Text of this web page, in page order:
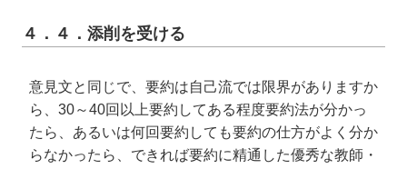
４．４．添削を受ける
意見文と同じで、要約は自己流では限界がありますか
ら、30～40回以上要約してある程度要約法が分かっ
たら、あるいは何回要約しても要約の仕方がよく分か
らなかったら、できれば要約に精通した優秀な教師・